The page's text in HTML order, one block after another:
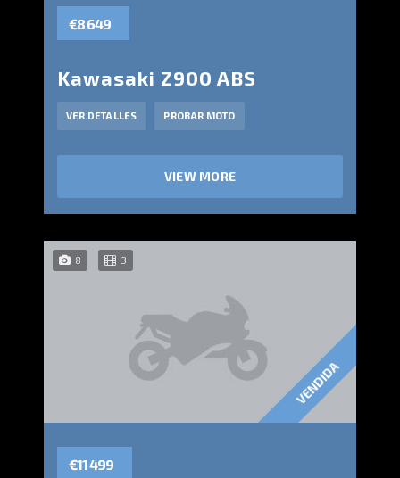
€8 649
Kawasaki Z900 ABS
VER DETALLES PROBAR MOTO
VIEW MORE
VENDIDA
8 3
€11 499